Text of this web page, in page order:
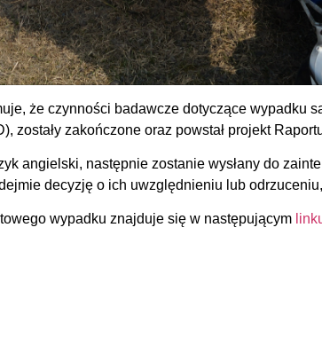
że czynności badawcze dotyczące wypadku
zostały zakończone oraz powstał projekt
angielski, następnie zostanie wysłany do
decyzję o ich uwzględnieniu lub
wypadku znajduje się w następującym